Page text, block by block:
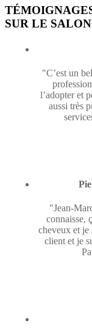
SUR LE SALON
"C’est un
l’adopter et
aussi très
"Jean-
connaisse,
cheveux et
client et je